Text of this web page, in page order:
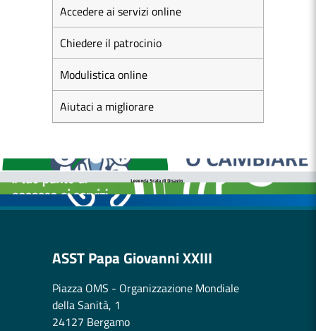
Accedere ai servizi online
Chiedere il patrocinio
Modulistica online
Aiutaci a migliorare
BOLLETTINI DISAGIO DA CALORE
CASE DI COMUNITÀ
OSPEDALE DI COMUNITÀ
ASST Papa Giovanni XXIII
Piazza OMS - Organizzazione Mondiale
della Sanità, 1
24127 Bergamo